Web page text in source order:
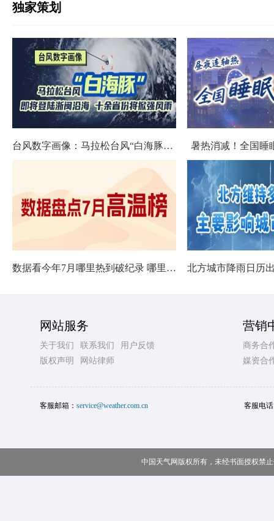
独家策划
台风数字画像：马拉松台风“白海豚”将影响十余省份 暑热消减！全国睡
数据看今年7月哪里热到破纪录 哪里暑热连轴转
网站服务
关于我们 联系我们
用户反馈
版权声明
网站律师
营销
商务合
媒资合
客服邮箱： service@weather.com.cn 客服电
中国天气网版权所有，未经书面授权